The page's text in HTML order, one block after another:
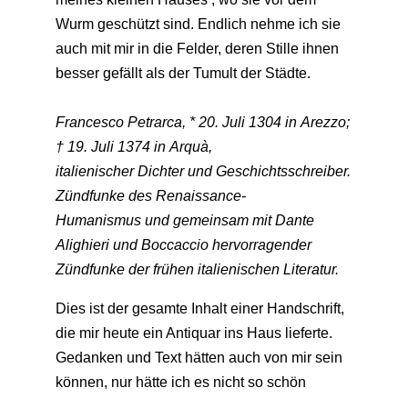
Wurm geschützt sind. Endlich nehme ich sie
auch mit mir in die Felder, deren Stille ihnen
besser gefällt als der Tumult der Städte.
Francesco Petrarca, * 20. Juli 1304 in Arezzo;
† 19. Juli 1374 in Arquà,
italienischer Dichter und Geschichtsschreiber.
Zündfunke des Renaissance-
Humanismus und gemeinsam mit Dante
Alighieri und Boccaccio hervorragender
Zündfunke der frühen italienischen Literatur.
Dies ist der gesamte Inhalt einer Handschrift,
die mir heute ein Antiquar ins Haus lieferte.
Gedanken und Text hätten auch von mir sein
können, nur hätte ich es nicht so schön